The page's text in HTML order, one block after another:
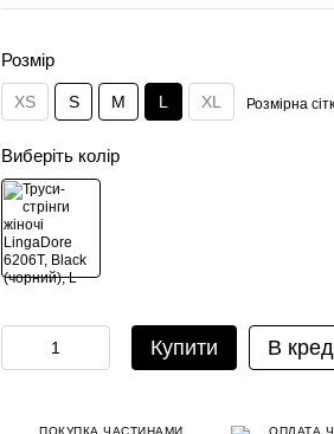
Розмір
XS S M L XL Розмірна
Виберіть колір
Купити В
ПОКУПКА ЧАСТИНАМИ ОПЛАТА